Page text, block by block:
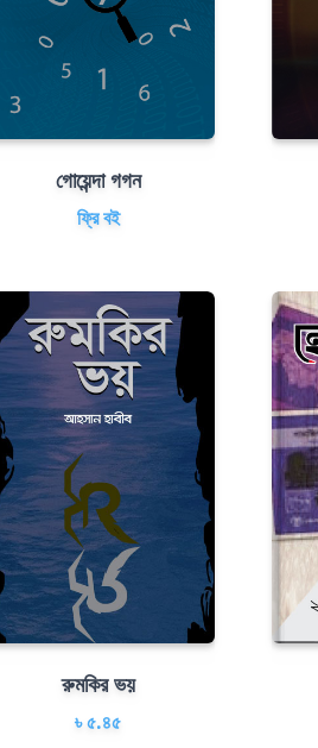
গোয়েন্দা গগন
ফ্রি বই
রুমকির ভয়
৳ ৫.৪৫